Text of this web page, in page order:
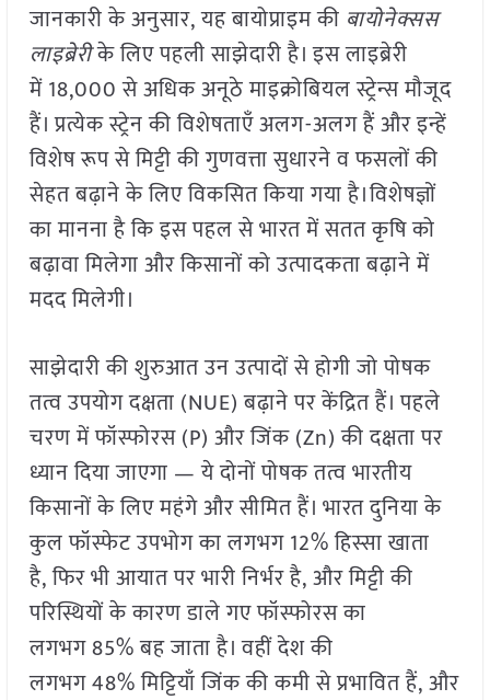
जानकारी के अनुसार, यह बायोप्राइम की बायोनेक्सस
लाइब्रेरीके लिए पहली साझेदारी है। इस लाइब्रेरी
में 18,000 से अधिक अनूठे माइक्रोबियल स्ट्रेन्स मौजूद
हैं। प्रत्येक स्ट्रेन की विशेषताएँ अलग-अलग हैं और इन्हें
विशेष रूप से मिट्टी की गुणवत्ता सुधारने व फसलों की
सेहत बढ़ाने के लिए विकसित किया गया है।विशेषज्ञों
का मानना है कि इस पहल से भारत में सतत कृषि को
बढ़ावा मिलेगा और किसानों को उत्पादकता बढ़ाने में
मदद मिलेगी।
साझेदारी की शुरुआत उन उत्पादों से होगी जो पोषक
तत्व उपयोग दक्षता (NUE) बढ़ाने पर केंद्रित हैं। पहले
चरण में फॉस्फोरस (P) और जिंक (Zn) की दक्षता पर
ध्यान दिया जाएगा — ये दोनों पोषक तत्व भारतीय
किसानों के लिए महंगे और सीमित हैं। भारत दुनिया के
कुल फॉस्फेट उपभोग का लगभग 12% हिस्सा खाता
है, फिर भी आयात पर भारी निर्भर है, और मिट्टी की
परिस्थियों के कारण डाले गए फॉस्फोरस का
लगभग 85% बह जाता है। वहीं देश की
लगभग 48% मिट्टियाँ जिंक की कमी से प्रभावित हैं, और